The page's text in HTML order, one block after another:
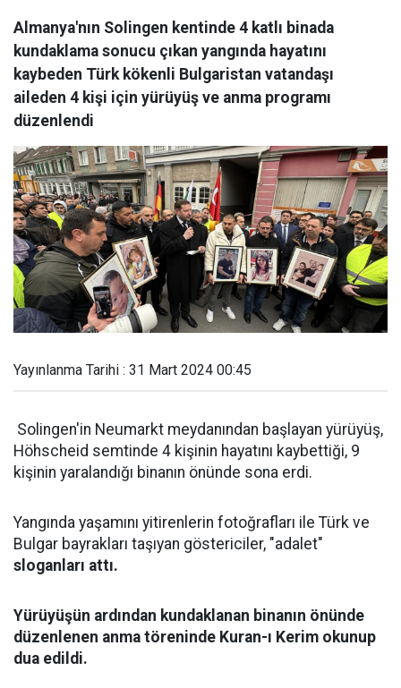
Almanya'nın Solingen kentinde 4 katlı binada
kundaklama sonucu çıkan yangında hayatını
kaybeden Türk kökenli Bulgaristan vatandaşı
aileden 4 kişi için yürüyüş ve anma programı
düzenlendi
Yayınlanma Tarihi : 31 Mart 2024 00:45
Solingen'in Neumarkt meydanından başlayan yürüyüş,
Höhscheid semtinde 4 kişinin hayatını kaybettiği, 9
kişinin yaralandığı binanın önünde sona erdi.
Yangında yaşamını yitirenlerin fotoğrafları ile Türk ve
Bulgar bayrakları taşıyan göstericiler, "adalet"
sloganları attı.
Yürüyüşün ardından kundaklanan binanın önünde
düzenlenen anma töreninde Kuran-ı Kerim okunup
dua edildi.